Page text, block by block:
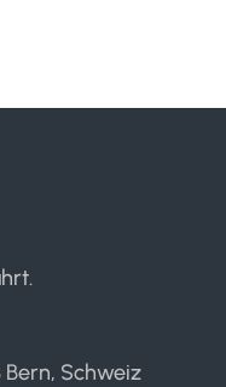
Bern, Schweiz